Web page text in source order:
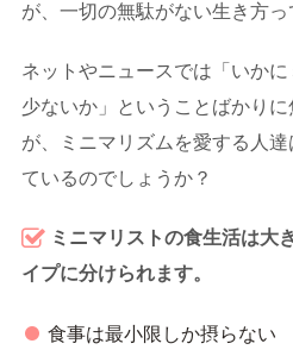
が、一切の無駄がない生き方っ
ネットやニュースでは「いか
少ないか」ということばかり
が、ミニマリズムを愛する人
ているのでしょうか？
ミニマリストの食生活は大
イプに分けられます。
食事は最小限しか摂らない